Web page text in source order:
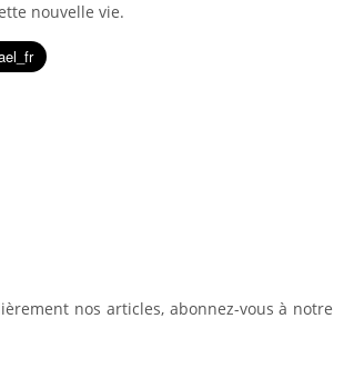
nouvelle vie.
nos articles, abonnez-vous à notre